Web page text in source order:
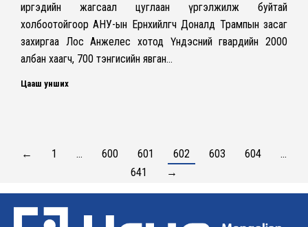
иргэдийн жагсаал цуглаан үргэлжилж буйтай
холбоотойгоор АНУ-ын Ерөнхийлөгч Доналд Трампын засаг
захиргаа Лос Анжелес хотод Үндэсний гвардийн 2000
албан хаагч, 700 тэнгисийн явган…
Цааш унших
← 1 … 600 601 602 603 604
…
641
→